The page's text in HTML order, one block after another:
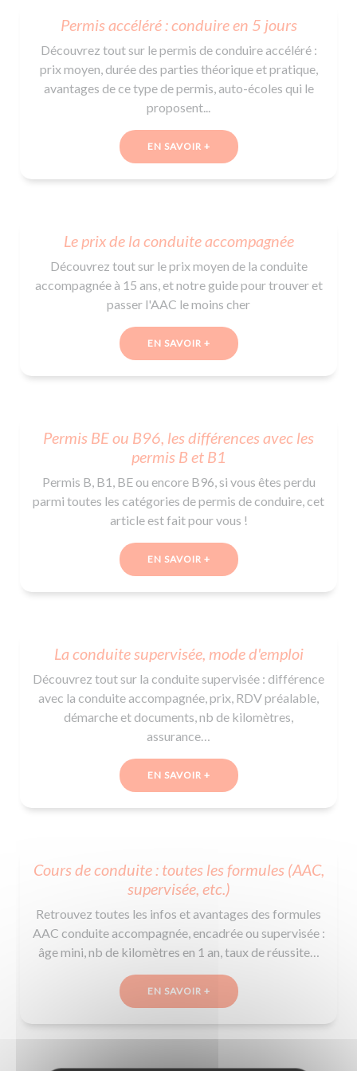
Voir tous les permis
De la navigation
Voir tous les supports
Formations pro.
Formation FIMO
Formation FCO
Formation CACES
Devenir enseignant de la conduite
Ressources
Permis accéléré : conduire en 5 jours
Découvrez tout sur le permis de conduire accéléré :
prix moyen, durée des parties théorique et pratique,
avantages de ce type de permis, auto-écoles qui le
proposent...
EN SAVOIR +
Le prix de la conduite accompagnée
Découvrez tout sur le prix moyen de la conduite
accompagnée à 15 ans, et notre guide pour trouver et
passer l'AAC le moins cher
EN SAVOIR +
Permis BE ou B96, les différences avec les
permis B et B1
Permis B, B1, BE ou encore B96, si vous êtes perdu
parmi toutes les catégories de permis de conduire, cet
article est fait pour vous !
EN SAVOIR +
La conduite supervisée, mode d'emploi
Découvrez tout sur la conduite supervisée : différence
avec la conduite accompagnée, prix, RDV préalable,
démarche et documents, nb de kilomètres,
assurance…
EN SAVOIR +
Cours de conduite : toutes les formules (AAC,
supervisée, etc.)
Retrouvez toutes les infos et avantages des formules
AAC conduite accompagnée, encadrée ou supervisée :
âge mini, nb de kilomètres en 1 an, taux de réussite…
EN SAVOIR +